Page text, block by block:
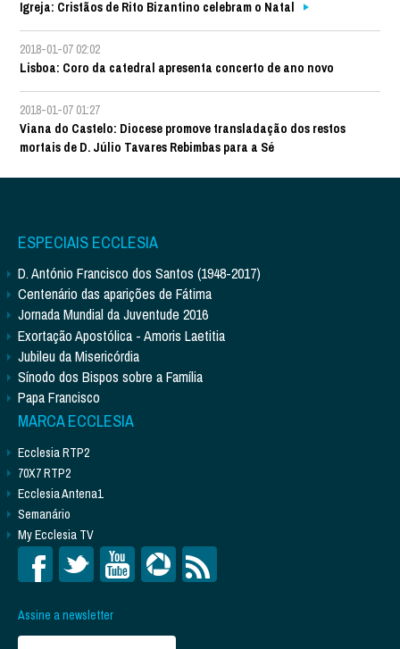
Igreja: Cristãos de Rito Bizantino celebram o Natal
2018-01-07 02:02
Lisboa: Coro da catedral apresenta concerto de ano novo
2018-01-07 01:27
Viana do Castelo: Diocese promove transladação dos restos
mortais de D. Júlio Tavares Rebimbas para a Sé
ESPECIAIS ECCLESIA
D. António Francisco dos Santos (1948-2017)
Centenário das aparições de Fátima
Jornada Mundial da Juventude 2016
Exortação Apostólica - Amoris Laetitia
Jubileu da Misericórdia
Sínodo dos Bispos sobre a Família
Papa Francisco
MARCA ECCLESIA
Ecclesia RTP2
70X7 RTP2
Ecclesia Antena1
Semanário
My Ecclesia TV
Assine a newsletter